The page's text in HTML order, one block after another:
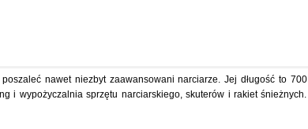
nawet niezbyt zaawansowani narciarze. Jej długość to 700
i wypożyczalnia sprzętu narciarskiego, skuterów i rakiet śnieżnych.